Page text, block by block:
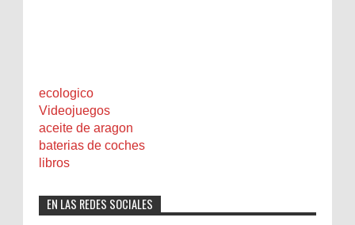
ecologico
Videojuegos
aceite de aragon
baterias de coches
libros
EN LAS REDES SOCIALES